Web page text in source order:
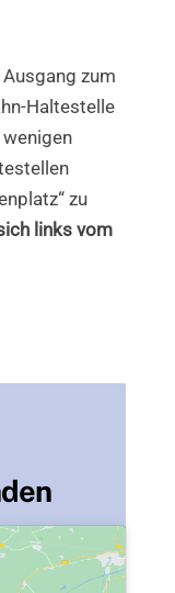
zum
Haltestelle
wenigen
zu
links vom